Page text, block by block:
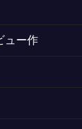
ュー作